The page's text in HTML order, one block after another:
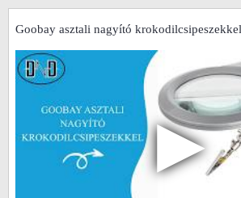
Goobay asztali nagyító
▶